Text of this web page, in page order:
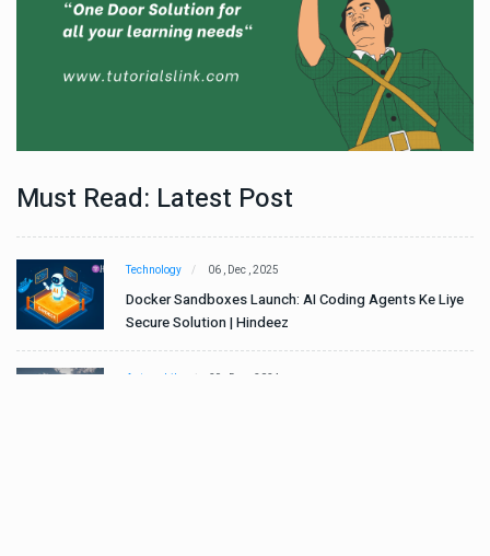
Must Read: Latest Post
Technology 06 , Dec , 2025
Docker Sandboxes Launch: AI Coding Agents Ke Liye
Secure Solution | Hindeez
Automobile 29 , Dec , 2024